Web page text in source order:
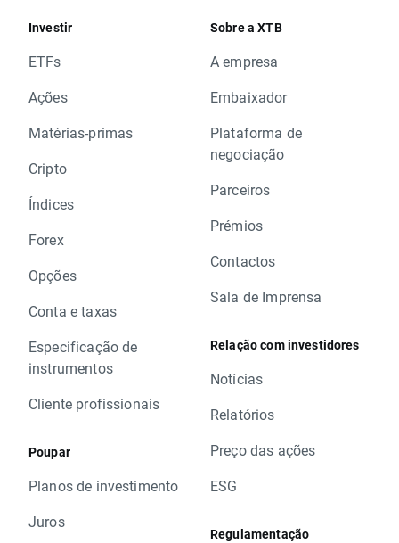
Investir
ETFs
Ações
Matérias-primas
Cripto
Índices
Forex
Opções
Conta e taxas
Especificação de
instrumentos
Cliente profissionais
Poupar
Planos de investimento
Juros
Sobre a XTB
A empresa
Embaixador
Plataforma de
negociação
Parceiros
Prémios
Contactos
Sala de Imprensa
Relação com investidores
Notícias
Relatórios
Preço das ações
ESG
Regulamentação